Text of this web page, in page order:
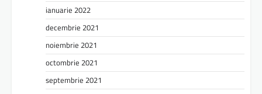
ianuarie 2022
decembrie 2021
noiembrie 2021
octombrie 2021
septembrie 2021